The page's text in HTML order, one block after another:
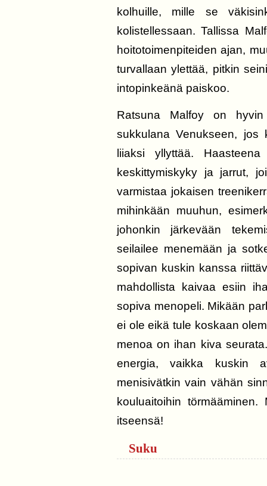
kolhuille, mille se
kolistellessaan. Tallissa
hoitotoimenpiteiden ajan,
turvallaan ylettää, pitkin
intopinkeänä paiskoo.
Ratsuna Malfoy on
sukkulana Venukseen, jos
liiaksi yllyttää.
keskittymiskyky ja jarrut,
varmistaa jokaisen
mihinkään muuhun,
johonkin järkevään
seilailee menemään ja
sopivan kuskin kanssa
mahdollista kaivaa esiin
sopiva menopeli. Mikään
ei ole eikä tule koskaan
menoa on ihan kiva
energia, vaikka kuskin
menisivätkin vain vähän
kouluaitoihin
itseensä!
Suku